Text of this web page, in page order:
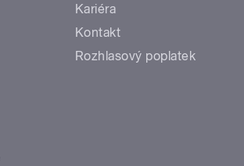
Kariéra
Kontakt
Rozhlasový poplatek